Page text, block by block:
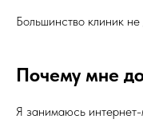
Большинство клиник
Почему мне
Я занимаюсь